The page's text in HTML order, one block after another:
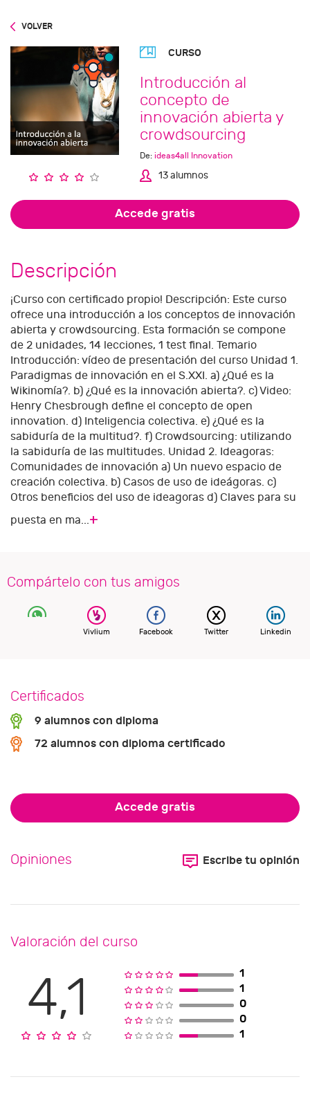
VOLVER
CURSO
Introducción al
concepto de
innovación abierta y
crowdsourcing
De: ideas4all Innovation
13 alumnos
Accede gratis
Descripción
¡Curso con certificado propio! Descripción: Este curso
ofrece una introducción a los conceptos de innovación
abierta y crowdsourcing. Esta formación se compone
de 2 unidades, 14 lecciones, 1 test final. Temario
Introducción: vídeo de presentación del curso Unidad 1.
Paradigmas de innovación en el S.XXI. a) ¿Qué es la
Wikinomía?. b) ¿Qué es la innovación abierta?. c) Video:
Henry Chesbrough define el concepto de open
innovation. d) Inteligencia colectiva. e) ¿Qué es la
sabiduría de la multitud?. f) Crowdsourcing: utilizando
la sabiduría de las multitudes. Unidad 2. Ideagoras:
Comunidades de innovación a) Un nuevo espacio de
creación colectiva. b) Casos de uso de ideágoras. c)
Otros beneficios del uso de ideagoras d) Claves para su
puesta en ma...+
Compártelo con tus amigos
Vivlium Facebook Twitter Linkedin
Certificados
9 alumnos con diploma
72 alumnos con diploma certificado
Accede gratis
Opiniones Escribe tu opinión
Valoración del curso
4,1
1
1
0
0
1